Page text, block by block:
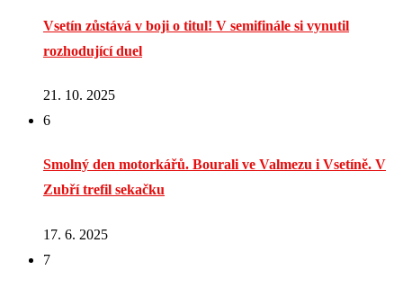
Vsetín zůstává v boji o titul! V semifinále si vynutil
rozhodující duel
21. 10. 2025
6
Smolný den motorkářů. Bourali ve Valmezu i Vsetíně. V
Zubří trefil sekačku
17. 6. 2025
7